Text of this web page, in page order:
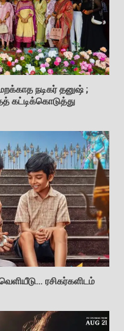
நடிகர் தனுஷ் ;
கட்டிக்கொடுத்து
ரசிகர்களிடம்